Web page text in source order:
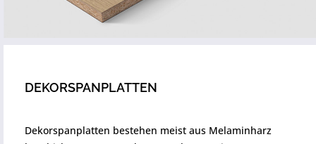
DEKORSPANPLATTEN
Dekorspanplatten bestehen meist aus Melaminharz